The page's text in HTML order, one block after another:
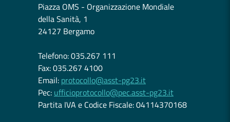
Piazza OMS - Organizzazione Mondiale
della Sanità, 1
24127 Bergamo
Telefono: 035.267 111
Fax: 035.267 4100
Email: protocollo@asst-pg23.it
Pec: ufficioprotocollo@pec.asst-pg23.it
Partita IVA e Codice Fiscale: 04114370168